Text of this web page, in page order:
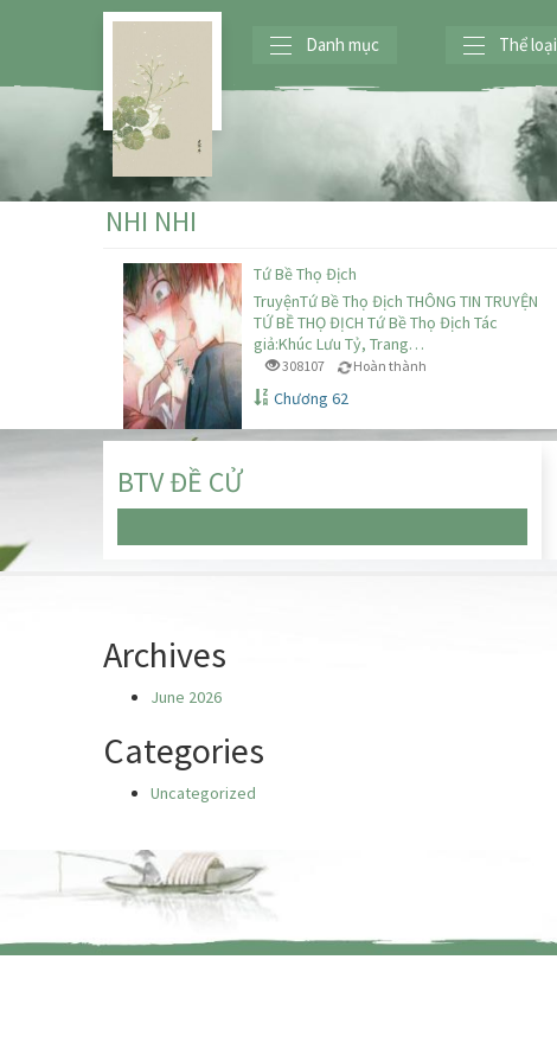
Danh mục Thể loại
NHI NHI
Tứ Bề Thọ Địch
TruyệnTứ Bề Thọ Địch THÔNG TIN TRUYỆN
TỨ BỀ THỌ ĐỊCH Tứ Bề Thọ Địch Tác
giả:Khúc Lưu Tỷ, Trang…
308107 Hoàn thành
Chương 62
BTV ĐỀ CỬ
Archives
June 2026
Categories
Uncategorized